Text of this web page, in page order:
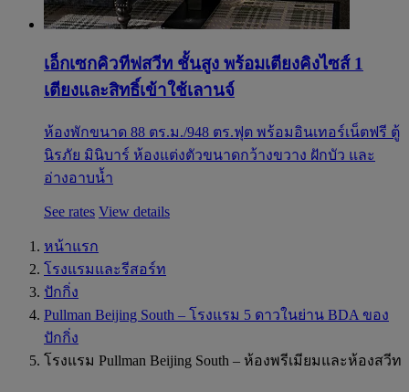
เอ็กเซกคิวทีฟสวีท ชั้นสูง พร้อมเตียงคิงไซส์ 1
เตียงและสิทธิ์เข้าใช้เลานจ์
ห้องพักขนาด 88 ตร.ม./948 ตร.ฟุต พร้อมอินเทอร์เน็ตฟรี ตู้
นิรภัย มินิบาร์ ห้องแต่งตัวขนาดกว้างขวาง ฝักบัว และ
อ่างอาบน้ำ
See rates View details
หน้าแรก
โรงแรมและรีสอร์ท
ปักกิ่ง
Pullman Beijing South – โรงแรม 5 ดาวในย่าน BDA ของ
ปักกิ่ง
โรงแรม Pullman Beijing South – ห้องพรีเมียมและห้องสวีท